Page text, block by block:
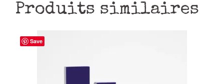
Produits similaires
Save